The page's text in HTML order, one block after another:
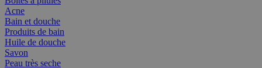
Acne
Bain et douche
Produits de bain
Huile de douche
Savon
Peau très seche